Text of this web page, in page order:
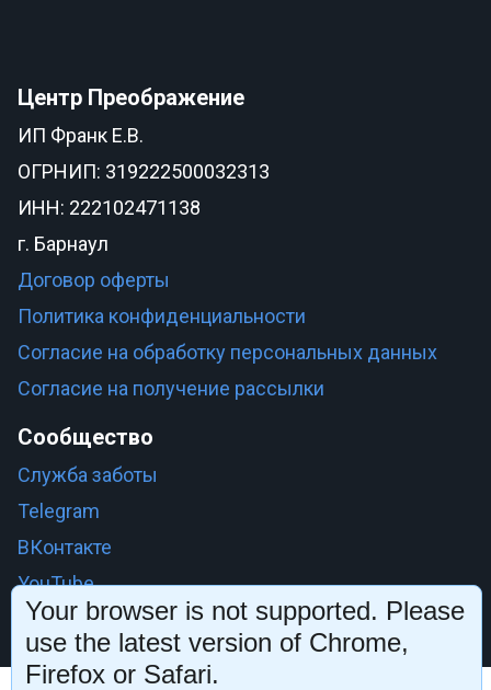
Центр Преображение
ИП Франк Е.В.
ОГРНИП: 319222500032313
ИНН: 222102471138
г. Барнаул
Договор оферты
Политика конфиденциальности
Согласие на обработку персональных данных
Согласие на получение рассылки
Сообщество
Служба заботы
Telegram
ВКонтакте
YouTube
Your browser is not supported. Please
use the latest version of Chrome,
Firefox or Safari.